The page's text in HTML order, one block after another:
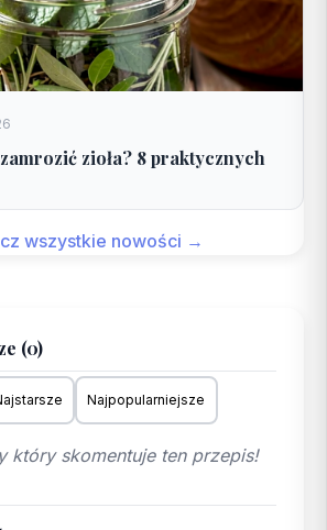
zioła? 8 praktycznych
wszystkie nowości →
(0)
Najpopularniejsze
który skomentuje ten przepis!